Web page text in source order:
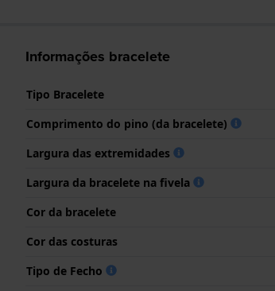
Informações bracelete
Tipo Bracelete
Comprimento do pino (da bracelete)
Largura das extremidades
Largura da bracelete na fivela
Cor da bracelete
Cor das costuras
Tipo de Fecho